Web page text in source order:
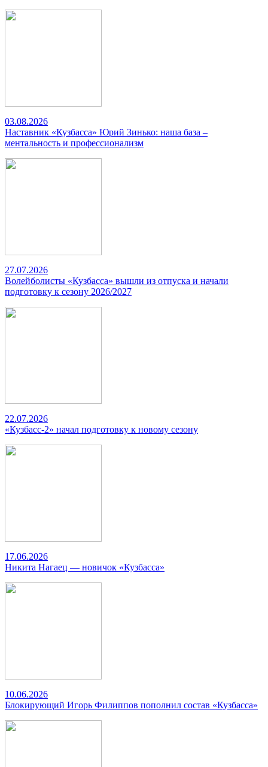
03.08.2026
Наставник «Кузбасса» Юрий Зинько: наша база –
ментальность и профессионализм
27.07.2026
Волейболисты «Кузбасса» вышли из отпуска и начали
подготовку к сезону 2026/2027
22.07.2026
«Кузбасс-2» начал подготовку к новому сезону
17.06.2026
Никита Нагаец — новичок «Кузбасса»
10.06.2026
Блокирующий Игорь Филиппов пополнил состав «Кузбасса»